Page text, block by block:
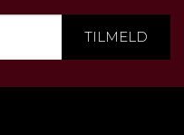
TILMELD